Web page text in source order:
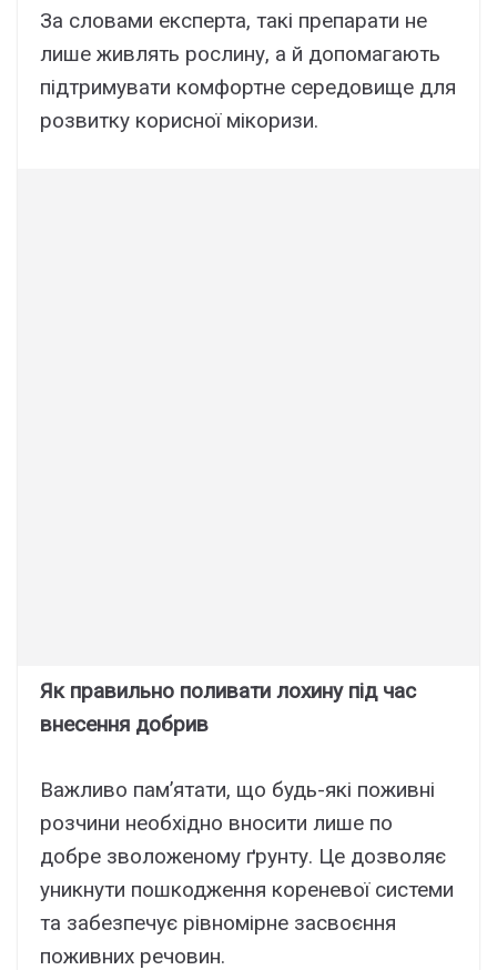
За словами експерта, такі препарати не
лише живлять рослину, а й допомагають
підтримувати комфортне середовище для
розвитку корисної мікоризи.
Як правильно поливати лохину під час
внесення добрив
Важливо пам’ятати, що будь-які поживні
розчини необхідно вносити лише по
добре зволоженому ґрунту. Це дозволяє
уникнути пошкодження кореневої системи
та забезпечує рівномірне засвоєння
поживних речовин.